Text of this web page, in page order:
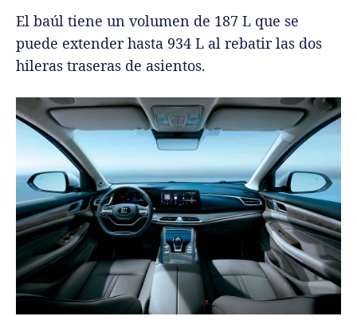
El baúl tiene un volumen de 187 L que se
puede extender hasta 934 L al rebatir las dos
hileras traseras de asientos.